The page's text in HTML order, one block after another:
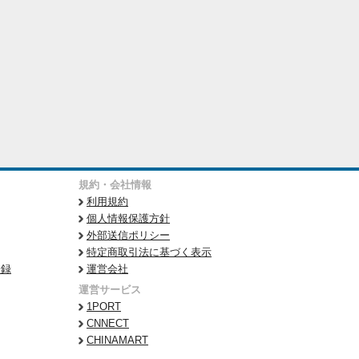
規約・会社情報
利用規約
個人情報保護方針
外部送信ポリシー
特定商取引法に基づく表示
運営会社
運営サービス
1PORT
CNNECT
CHINAMART